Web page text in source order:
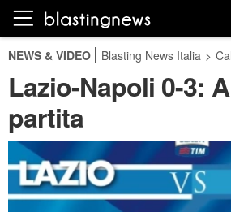
NEWS & VIDEO Blasting News Italia >
Lazio-Napoli 0-3:
partita